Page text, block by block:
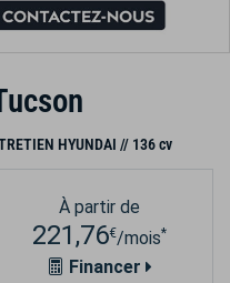
HYUNDAI // 136 cv
À partir de
221,76€/mois*
Financer